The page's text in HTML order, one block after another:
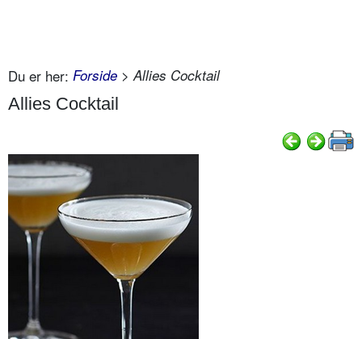
Du er her: Forside > Allies Cocktail
Allies Cocktail